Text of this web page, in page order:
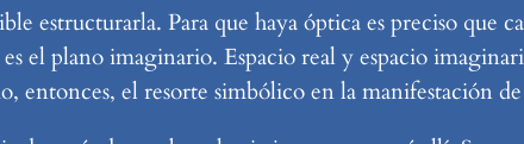
estructurarla. Para que haya óptica es preciso que
el plano imaginario. Espacio real y espacio
entonces, el resorte simbólico en la manifestación